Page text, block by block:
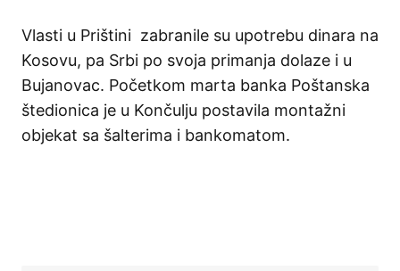
Vlasti u Prištini zabranile su upotrebu dinara na
Kosovu, pa Srbi po svoja primanja dolaze i u
Bujanovac. Početkom marta banka Poštanska
štedionica je u Končulju postavila montažni
objekat sa šalterima i bankomatom.